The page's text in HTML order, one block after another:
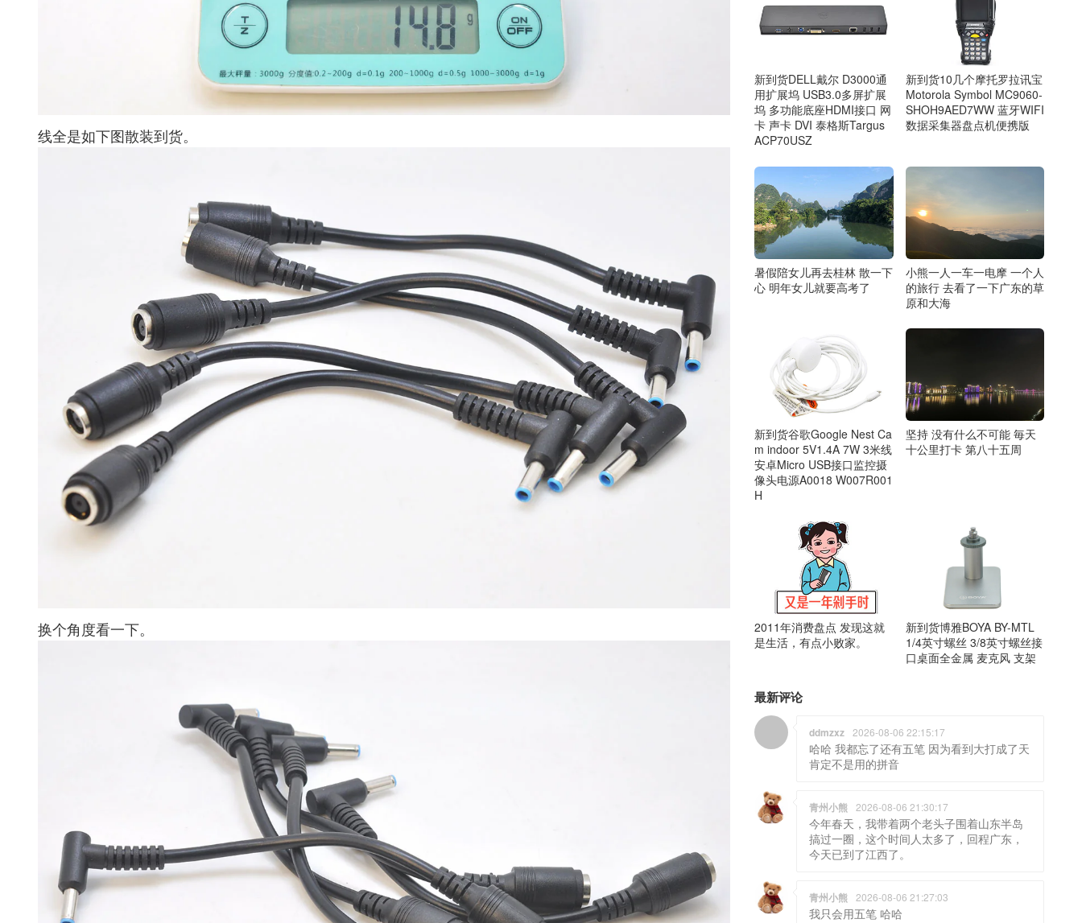
线全是如下图散装到货。
换个角度看一下。
新到货DELL戴尔 D3000通
用扩展坞 USB3.0多屏扩展
坞 多功能底座HDMI接口 网
卡 声卡 DVI 泰格斯Targus
ACP70USZ
新到货10几个摩托罗拉讯宝
Motorola Symbol MC9060-
SHOH9AED7WW 蓝牙WIFI
数据采集器盘点机便携版
暑假陪女儿再去桂林 散一下
心 明年女儿就要高考了
小熊一人一车一电摩 一个人
的旅行 去看了一下广东的草
原和大海
新到货谷歌Google Nest Ca
m indoor 5V1.4A 7W 3米线
安卓Micro USB接口监控摄
像头电源A0018 W007R001
H
坚持 没有什么不可能 毎天
十公里打卡 第八十五周
2011年消费盘点 发现这就
是生活，有点小败家。
新到货博雅BOYA BY-MTL
1/4英寸螺丝 3/8英寸螺丝接
口桌面全金属 麦克风 支架
最新评论
ddmzxz 2026-08-06 22:15:17
哈哈 我都忘了还有五笔 因为看到大打成了天
肯定不是用的拼音
青州小熊 2026-08-06 21:30:17
今年春天，我带着两个老头子围着山东半岛
搞过一圈，这个时间人太多了，回程广东，
今天已到了江西了。
青州小熊 2026-08-06 21:27:03
我只会用五笔 哈哈